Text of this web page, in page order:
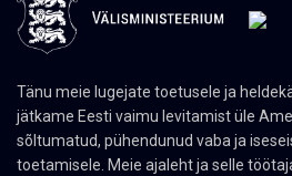
Tänu meie lugejate toetusele ja
jätkame Eesti vaimu levitamist üle
sõltumatud, pühendunud vaba ja
toetamisele. Meie ajaleht ja selle